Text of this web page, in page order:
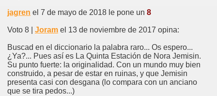
jagren el 7 de mayo de 2018 le pone un 8
Voto 8 | Joram el 13 de noviembre de 2017 opina:
Buscad en el diccionario la palabra raro... Os espero...
¿Ya?... Pues así es La Quinta Estación de Nora Jemisin.
Su punto fuerte: la originalidad. Con un mundo muy bien
construido, a pesar de estar en ruinas, y que Jemisin
presenta casi con desgana (lo compara con un anciano
que se tira pedos...)